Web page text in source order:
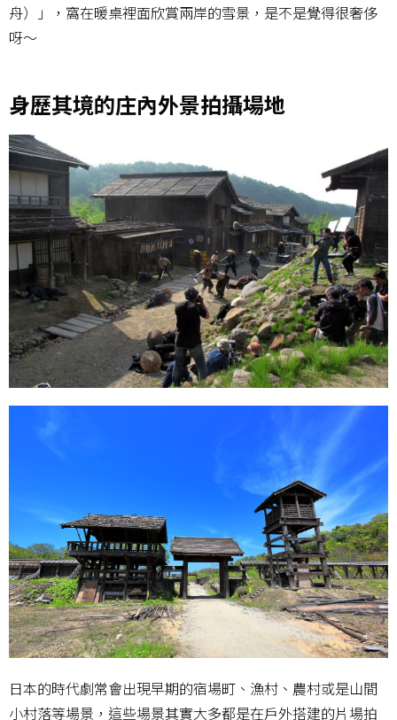
舟）」，窩在暖桌裡面欣賞兩岸的雪景，是不是覺得很奢侈
呀～
身歷其境的庄內外景拍攝場地
日本的時代劇常會出現早期的宿場町、漁村、農村或是山間
小村落等場景，這些場景其實大多都是在戶外搭建的片場拍